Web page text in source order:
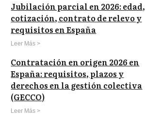
Jubilación parcial en 2026: edad,
cotización, contrato de relevo y
requisitos en España
Leer Más >
Contratación en origen 2026 en
España: requisitos, plazos y
derechos en la gestión colectiva
(GECCO)
Leer Más >